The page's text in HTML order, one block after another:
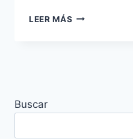
LEER MÁS 10
OVER
Buscar